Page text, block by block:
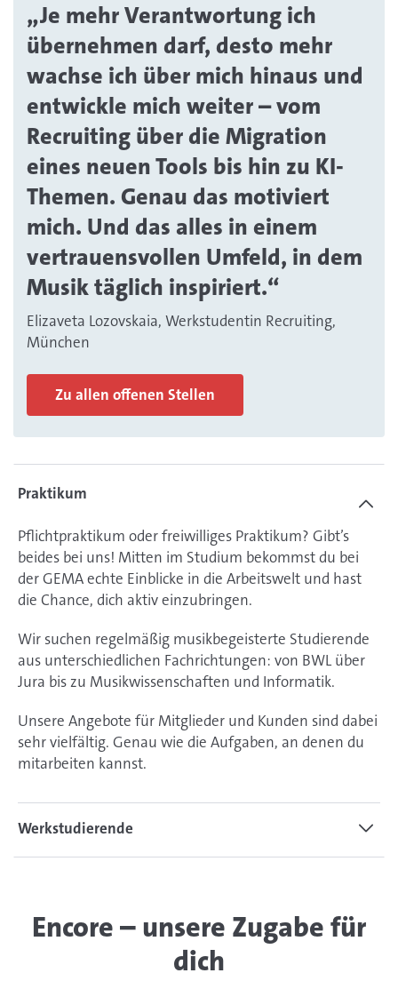
„Je mehr Verantwortung ich
übernehmen darf, desto mehr
wachse ich über mich hinaus und
entwickle mich weiter – vom
Recruiting über die Migration
eines neuen Tools bis hin zu KI-
Themen. Genau das motiviert
mich. Und das alles in einem
vertrauensvollen Umfeld, in dem
Musik täglich inspiriert.“
Elizaveta Lozovskaia, Werkstudentin Recruiting,
München
Zu allen offenen Stellen
Praktikum
Pflichtpraktikum oder freiwilliges Praktikum? Gibt’s
beides bei uns! Mitten im Studium bekommst du bei
der GEMA echte Einblicke in die Arbeitswelt und hast
die Chance, dich aktiv einzubringen.
Wir suchen regelmäßig musikbegeisterte Studierende
aus unterschiedlichen Fachrichtungen: von BWL über
Jura bis zu Musikwissenschaften und Informatik.
Unsere Angebote für Mitglieder und Kunden sind dabei
sehr vielfältig. Genau wie die Aufgaben, an denen du
mitarbeiten kannst.
Werkstudierende
Encore – unsere Zugabe für
dich